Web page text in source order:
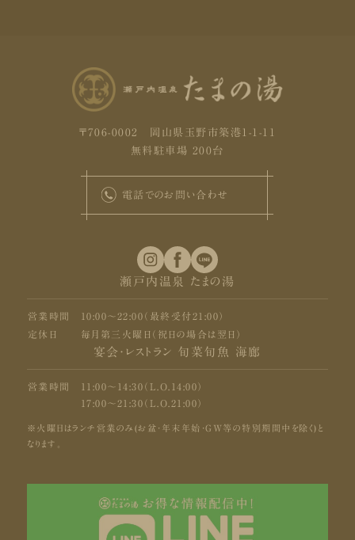
〒706-0002 岡山県玉野市築港1-1-11
無料駐車場 200台
電話でのお問い合わせ
瀬戸内温泉 たまの湯
営業時間
10:00〜22:00（最終受付21:00）
定休日
毎月第三火曜日（祝日の場合は翌日）
宴会・レストラン 旬菜旬魚 海廊
営業時間
11:00〜14:30（L.O.14:00）
17:00〜21:30（L.O.21:00）
※火曜日はランチ営業のみ(お盆・年末年始・GW等の特別期間中を除く)と
なります。